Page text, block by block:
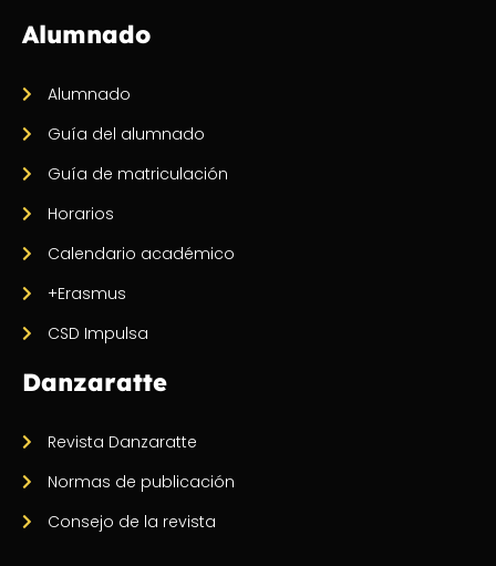
Alumnado
Alumnado
Guía del alumnado
Guía de matriculación
Horarios
Calendario académico
+Erasmus
CSD Impulsa
Danzaratte
Revista Danzaratte
Normas de publicación
Consejo de la revista